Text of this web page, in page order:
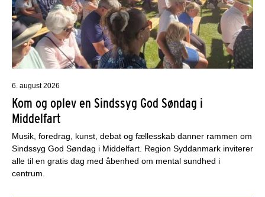
6. august 2026
Kom og oplev en Sindssyg God Søndag i
Middelfart
Musik, foredrag, kunst, debat og fællesskab danner rammen om
Sindssyg God Søndag i Middelfart. Region Syddanmark inviterer
alle til en gratis dag med åbenhed om mental sundhed i
centrum.